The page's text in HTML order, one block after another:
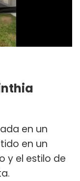
en un
en un
y el estilo de